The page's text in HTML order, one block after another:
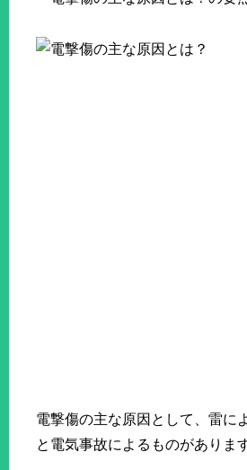
電撃傷の主な原因として、雷に
と電気事故によるものがありま